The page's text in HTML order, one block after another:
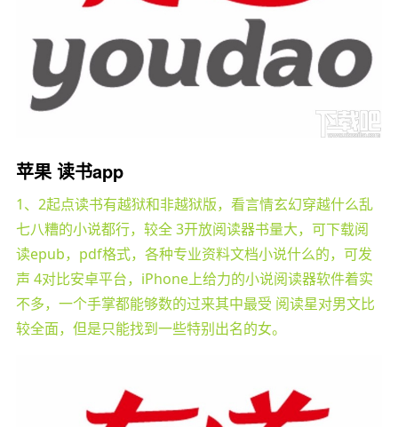
苹果 读书app
1、2起点读书有越狱和非越狱版，看言情玄幻穿越什么乱
七八糟的小说都行，较全 3开放阅读器书量大，可下载阅
读epub，pdf格式，各种专业资料文档小说什么的，可发
声 4对比安卓平台，iPhone上给力的小说阅读器软件着实
不多，一个手掌都能够数的过来其中最受 阅读星对男文比
较全面，但是只能找到一些特别出名的女。